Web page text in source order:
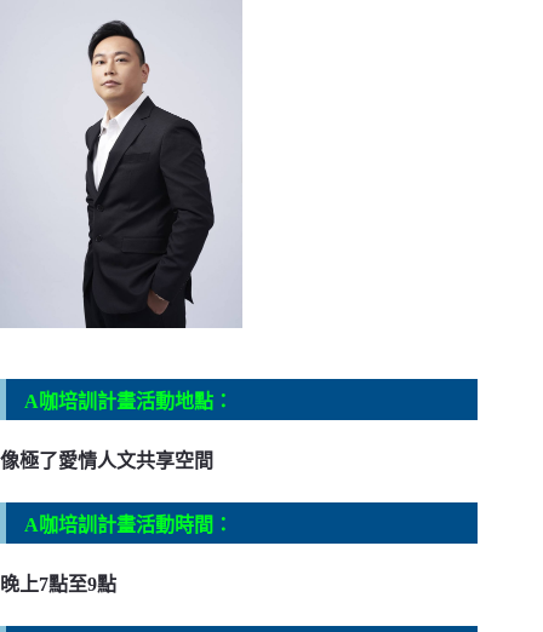
A咖培訓計畫活動地點：
像極了愛情人文共享空間
A咖培訓計畫活動時間：
晚上7點至9點